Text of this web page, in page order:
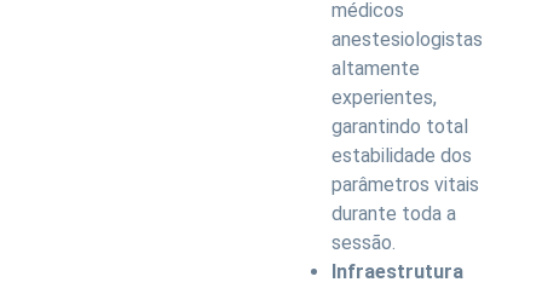
médicos
anestesiologistas
altamente
experientes,
garantindo total
estabilidade dos
parâmetros vitais
durante toda a
sessão.
Infraestrutura